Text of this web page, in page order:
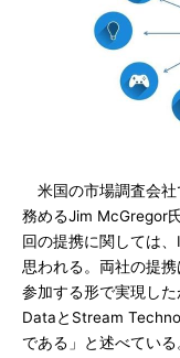
米国の市場調査会社
務めるJim McGregor
回の提携に関しては
思われる。両社の提
参加する形で実現し
DataとStream
である」と述べてい